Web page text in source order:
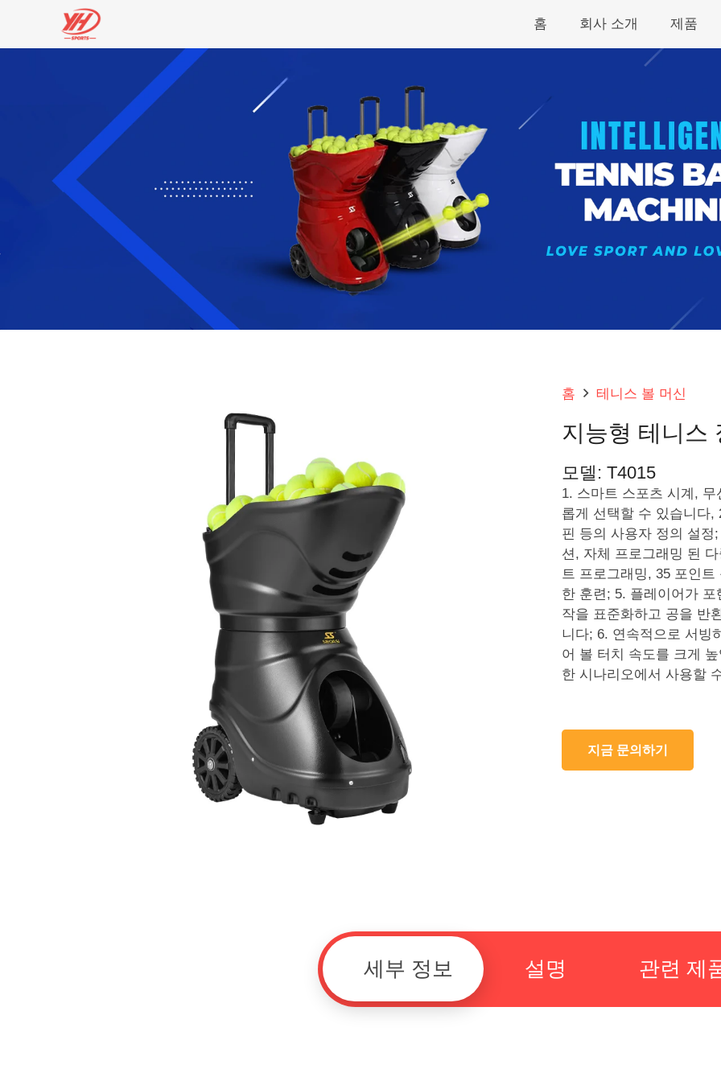
홈 회사 소개 제품
홈 테니스 볼 머신
지능형 테니스
모델: T4015
1. 스마트 스포츠 시계,
롭게 선택할 수 있습니다
핀 등의 사용자 정의 설정
션, 자체 프로그래밍 된
트 프로그래밍, 35 포인
한 훈련; 5. 플레이어가
작을 표준화하고 공을 반
니다; 6. 연속적으로 서빙
어 볼 터치 속도를 크게
한 시나리오에서 사용할
지금 문의하기
세부 정보 설명 관련 제